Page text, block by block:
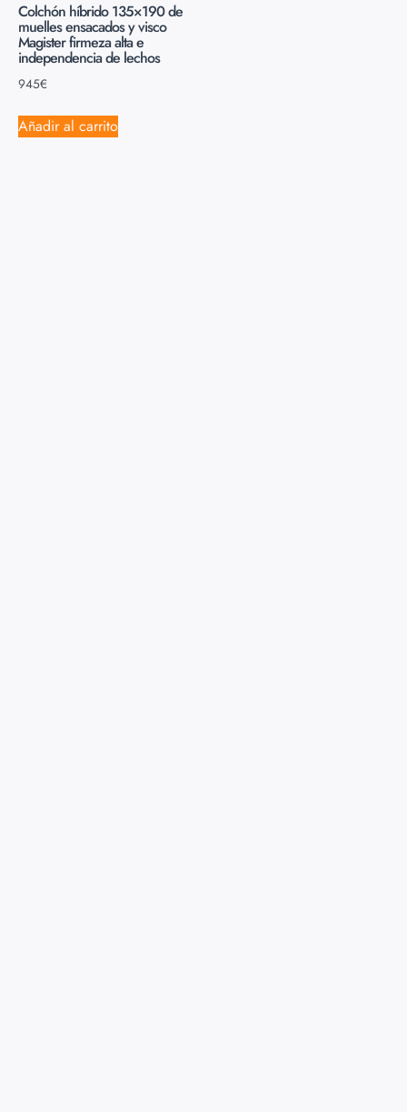
Colchón híbrido 135×190 de
muelles ensacados y visco
Magister firmeza alta e
independencia de lechos
945€
Añadir al carrito